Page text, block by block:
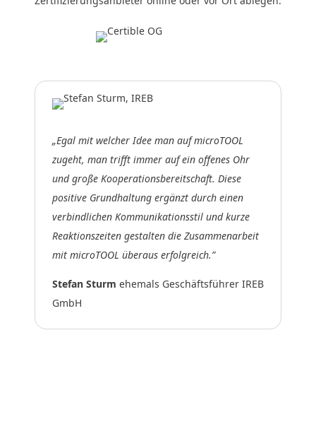
„Egal mit welcher Idee man auf microTOOL
zugeht, man trifft immer auf ein offenes Ohr
und große Kooperationsbereitschaft. Diese
positive Grundhaltung ergänzt durch einen
verbindlichen Kommunikationsstil und kurze
Reaktionszeiten gestalten die Zusammenarbeit
mit microTOOL überaus erfolgreich.”
Stefan Sturm ehemals Geschäftsführer IREB
GmbH